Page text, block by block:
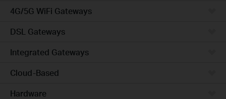
4G/5G WiFi Gateways
DSL Gateways
Integrated Gateways
Cloud-Based
Hardware